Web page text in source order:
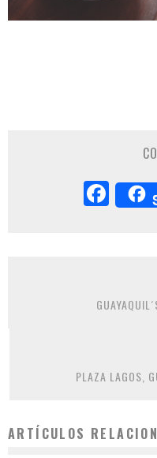
PLAZA LAGOS,
ARTÍCULOS